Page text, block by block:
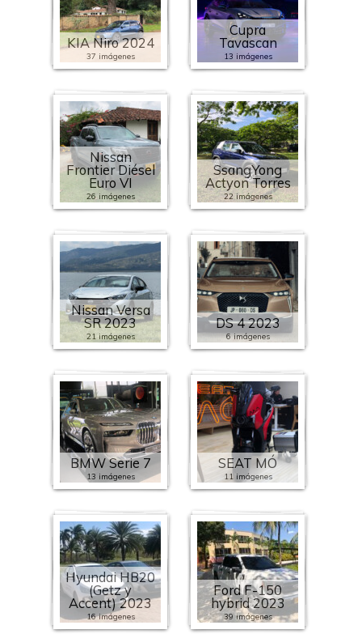
KIA Niro 2024
37 imágenes
Cupra
Tavascan
13 imágenes
Nissan
Frontier Diésel
Euro VI
26 imágenes
SsangYong
Actyon Torres
22 imágenes
Nissan Versa
SR 2023
21 imágenes
DS 4 2023
6 imágenes
BMW Serie 7
13 imágenes
SEAT MÓ
11 imágenes
Hyundai HB20
(Getz y
Accent) 2023
16 imágenes
Ford F-150
hybrid 2023
39 imágenes